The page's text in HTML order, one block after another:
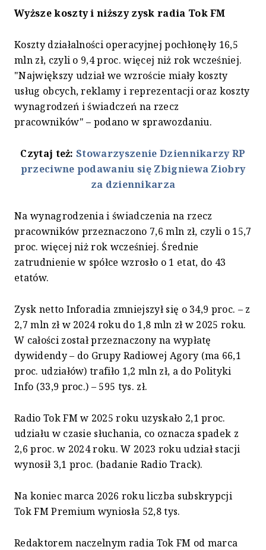
Wyższe koszty i niższy zysk radia Tok FM
Koszty działalności operacyjnej pochłonęły 16,5
mln zł, czyli o 9,4 proc. więcej niż rok wcześniej.
"Największy udział we wzroście miały koszty
usług obcych, reklamy i reprezentacji oraz koszty
wynagrodzeń i świadczeń na rzecz
pracowników" – podano w sprawozdaniu.
Czytaj też:Stowarzyszenie Dziennikarzy RP
przeciwne podawaniu się Zbigniewa Ziobry
za dziennikarza
Na wynagrodzenia i świadczenia na rzecz
pracowników przeznaczono 7,6 mln zł, czyli o 15,7
proc. więcej niż rok wcześniej. Średnie
zatrudnienie w spółce wzrosło o 1 etat, do 43
etatów.
Zysk netto Inforadia zmniejszył się o 34,9 proc. – z
2,7 mln zł w 2024 roku do 1,8 mln zł w 2025 roku.
W całości został przeznaczony na wypłatę
dywidendy – do Grupy Radiowej Agory (ma 66,1
proc. udziałów) trafiło 1,2 mln zł, a do Polityki
Info (33,9 proc.) – 595 tys. zł.
Radio Tok FM w 2025 roku uzyskało 2,1 proc.
udziału w czasie słuchania, co oznacza spadek z
2,6 proc. w 2024 roku. W 2023 roku udział stacji
wynosił 3,1 proc. (badanie Radio Track).
Na koniec marca 2026 roku liczba subskrypcji
Tok FM Premium wyniosła 52,8 tys.
Redaktorem naczelnym radia Tok FM od marca